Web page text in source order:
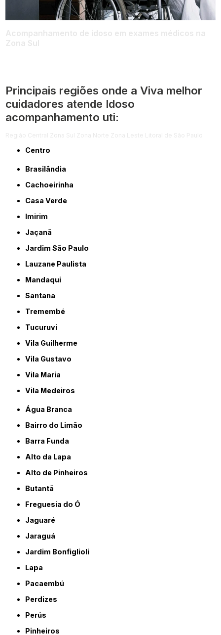
Principais regiões onde a Viva melhor
cuidadores atende Idoso
acompanhamento uti:
Centro
Brasilândia
Cachoeirinha
Casa Verde
Imirim
Jaçanã
Jardim São Paulo
Lauzane Paulista
Mandaqui
Santana
Tremembé
Tucuruvi
Vila Guilherme
Vila Gustavo
Vila Maria
Vila Medeiros
Água Branca
Bairro do Limão
Barra Funda
Alto da Lapa
Alto de Pinheiros
Butantã
Freguesia do Ó
Jaguaré
Jaraguá
Jardim Bonfiglioli
Lapa
Pacaembú
Perdizes
Perús
Pinheiros